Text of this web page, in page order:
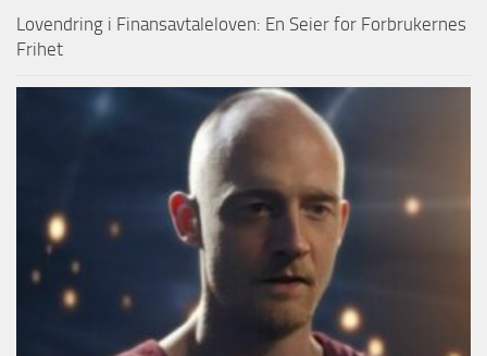
Lovendring i Finansavtaleloven: En Seier for Forbrukernes
Frihet